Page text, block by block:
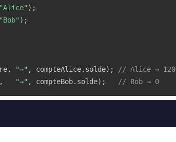
"Alice" ) ;
"Bob" ) ;
, "→" , compteAlice. solde) ;
// Alice → 120
, "→" , compteBob. solde) ; // Bob → 0